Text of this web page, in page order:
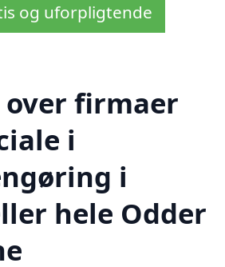
og uforpligtende
firmaer
i
i
hele Odder